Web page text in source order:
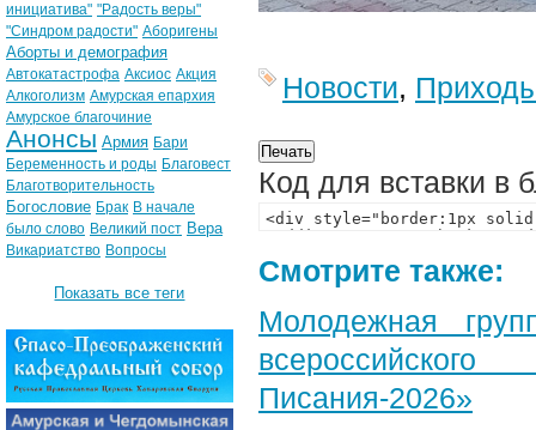
Новости,
Код для вставки в
Смотрите также:
Молодежная
Писания-2026»
инициатива" "Радость веры"
"Синдром радости" Аборигены
Аборты и демография
Автокатастрофа Аксиос Акция
Алкоголизм Амурская епархия
Амурское благочиние
Анонсы Армия Бари
Беременность и роды Благовест
Благотворительность
Богословие Брак В начале
было слово Великий пост Вера
Викариатство Вопросы
Показать все теги